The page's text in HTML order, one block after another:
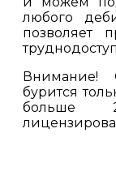
любого
позволяет
Внимание!
бурится
больше